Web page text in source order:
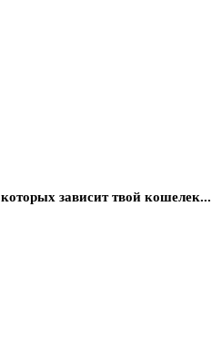
зависит твой кошелек...